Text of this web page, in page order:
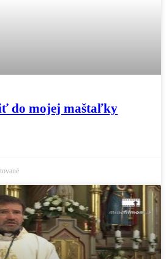
do mojej maštaľky